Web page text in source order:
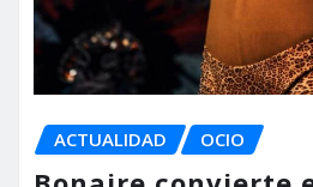
ACTUALIDAD OCIO